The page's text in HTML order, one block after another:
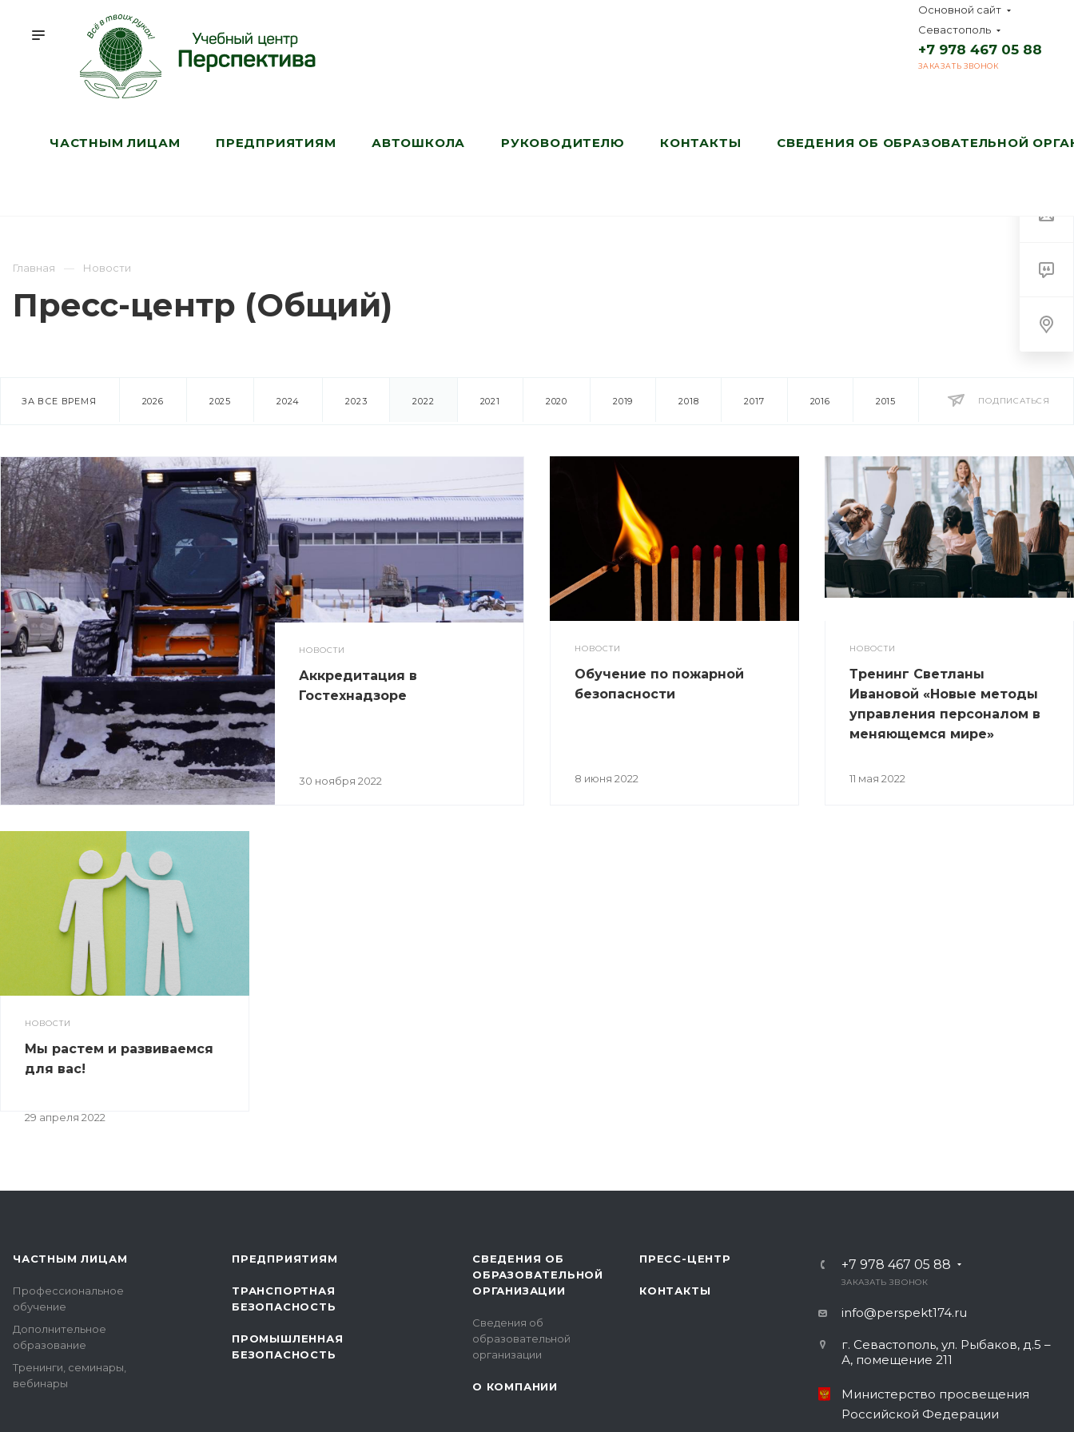
Основной сайт
Севастополь
+7 978 467 05 88
ЗАКАЗАТЬ ЗВОНОК
ЧАСТНЫМ ЛИЦАМ ПРЕДПРИЯТИЯМ АВТОШКОЛА РУКОВОДИТЕЛЮ КОНТАКТЫ СВЕДЕНИЯ ОБ ОБРАЗОВАТЕЛЬНОЙ
Главная Новости
Пресс-центр (Общий)
ПОДПИСАТЬСЯ
ЗА ВСЕ ВРЕМЯ 2026 2025 2024 2023 2022 2021 2020 2019 2018 2017 2016 2015
НОВОСТИ
Аккредитация в
Гостехнадзоре
30 ноября 2022
НОВОСТИ
Обучение по пожарной
безопасности
8 июня 2022
НОВОСТИ
Тренинг Светланы
Ивановой «Новые методы
управления персоналом в
меняющемся мире»
11 мая 2022
НОВОСТИ
Мы растем и развиваемся
для вас!
29 апреля 2022
ЧАСТНЫМ ЛИЦАМ
Профессиональное
обучение
Дополнительное
образование
Тренинги, семинары,
вебинары
ПРЕДПРИЯТИЯМ
ТРАНСПОРТНАЯ
БЕЗОПАСНОСТЬ
ПРОМЫШЛЕННАЯ
БЕЗОПАСНОСТЬ
СВЕДЕНИЯ ОБ
ОБРАЗОВАТЕЛЬНОЙ
ОРГАНИЗАЦИИ
Сведения об
образовательной
организации
О КОМПАНИИ
ПРЕСС-ЦЕНТР
КОНТАКТЫ
+7 978 467 05 88
ЗАКАЗАТЬ ЗВОНОК
info@perspekt174.ru
г. Севастополь, ул. Рыбаков, д.5 –
А, помещение 211
Министерство просвещения
Российской Федерации